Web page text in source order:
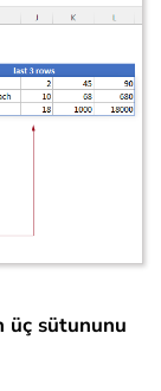
üç sütununu